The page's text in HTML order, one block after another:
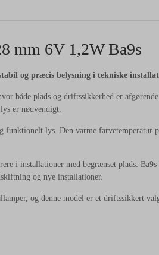
mm 6V 1,2W Ba9s
og præcis belysning i tekniske
både plads og driftssikkerhed er
er nødvendigt.
lys. Den varme farvetemperatur
i installationer med begrænset plads.
og nye installationer.
og denne model er et driftssikkert